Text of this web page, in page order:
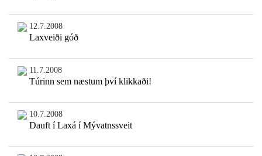
12.7.2008
Laxveiði góð
11.7.2008
Túrinn sem næstum því klikkaði!
10.7.2008
Dauft í Laxá í Mývatnssveit